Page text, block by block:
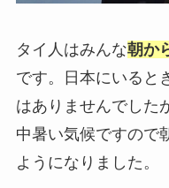
タイ人はみんな朝か
です。日本にいると
はありませんでした
中暑い気候ですので
ようになりました。